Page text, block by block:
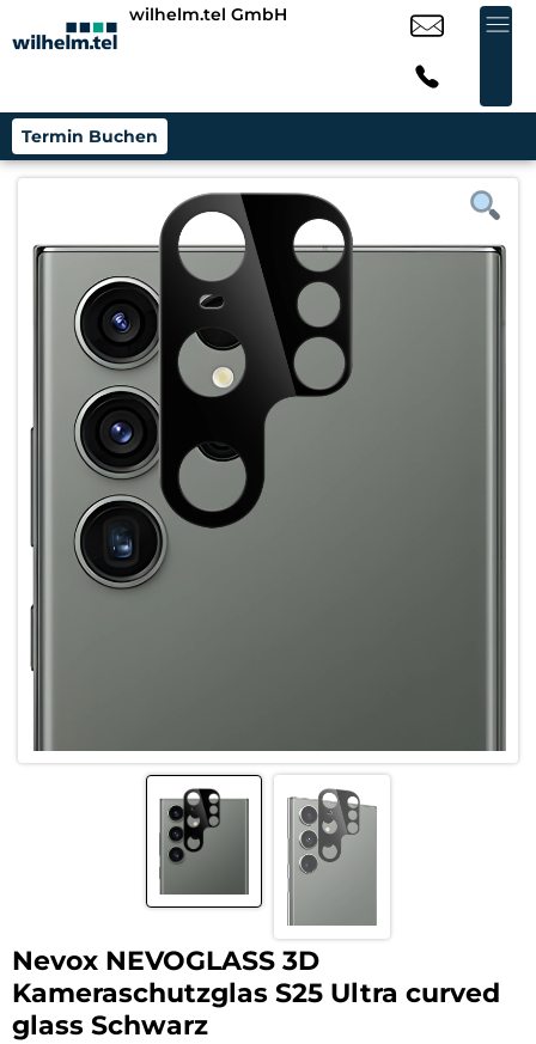
wilhelm.tel GmbH
Termin Buchen
Nevox NEVOGLASS 3D
Kameraschutzglas S25 Ultra curved
glass Schwarz